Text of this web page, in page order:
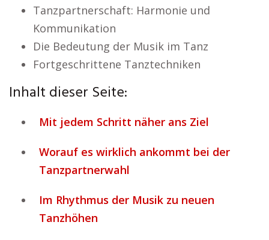
Tanzpartnerschaft: Harmonie und
Kommunikation
Die Bedeutung der Musik im Tanz
Fortgeschrittene Tanztechniken
Inhalt dieser Seite:
Mit jedem Schritt näher ans Ziel
Worauf es wirklich ankommt bei der
Tanzpartnerwahl
Im Rhythmus der Musik zu neuen
Tanzhöhen